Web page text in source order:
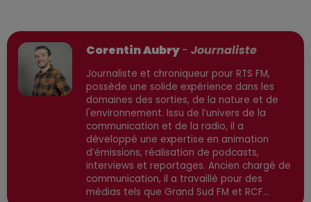
Corentin Aubry- Journaliste
Journaliste et chroniqueur pour RTS FM,
possède une solide expérience dans les
domaines des sorties, de la nature et de
l'environnement. Issu de l’univers de la
communication et de la radio, il a
développé une expertise en animation
d’émissions, réalisation de podcasts,
interviews et reportages. Ancien chargé de
communication, il a travaillé pour des
médias tels que Grand Sud FM et RCF